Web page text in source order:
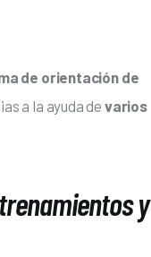
de orientación de
a la ayuda de varios
y